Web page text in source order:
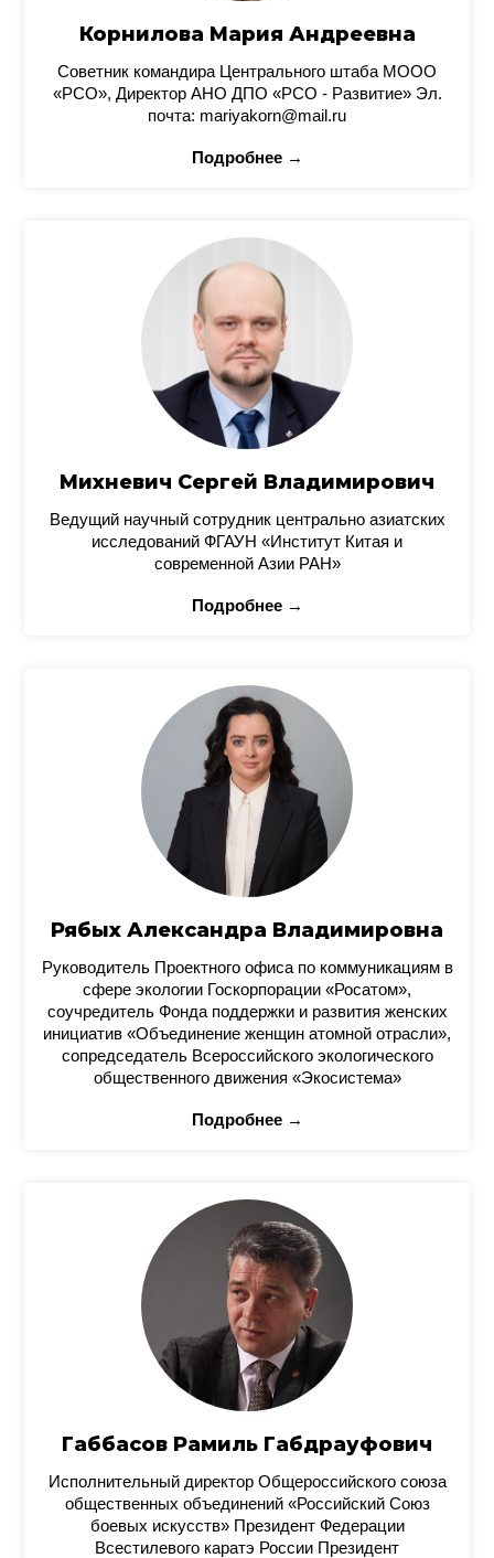
Корнилова Мария Андреевна
Советник командира Центрального штаба МООО
«РСО», Директор АНО ДПО «РСО - Развитие» Эл.
почта: mariyakorn@mail.ru
Подробнее →
Михневич Сергей Владимирович
Ведущий научный сотрудник центрально азиатских
исследований ФГАУН «Институт Китая и
современной Азии РАН»
Подробнее →
Рябых Александра Владимировна
Руководитель Проектного офиса по коммуникациям в
сфере экологии Госкорпорации «Росатом»,
соучредитель Фонда поддержки и развития женских
инициатив «Объединение женщин атомной отрасли»,
сопредседатель Всероссийского экологического
общественного движения «Экосистема»
Подробнее →
Габбасов Рамиль Габдрауфович
Исполнительный директор Общероссийского союза
общественных объединений «Российский Союз
боевых искусств» Президент Федерации
Всестилевого каратэ России Президент